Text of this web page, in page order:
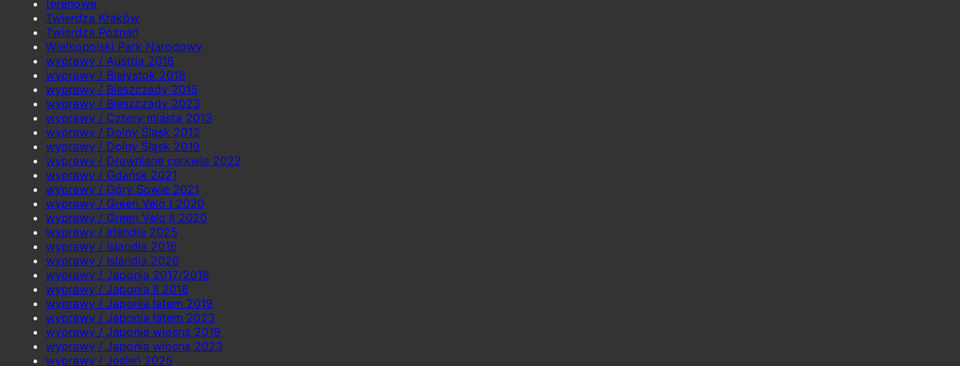
terenowe
Twierdza Kraków
Twierdza Poznań
Wielkopolski Park Narodowy
wyprawy / Austria 2016
wyprawy / Białystok 2018
wyprawy / Bieszczady 2015
wyprawy / Bieszczady 2023
wyprawy / Cztery miasta 2013
wyprawy / Dolny Śląsk 2012
wyprawy / Dolny Śląsk 2019
wyprawy / Drewniane cerkwie 2022
wyprawy / Gdańsk 2021
wyprawy / Góry Sowie 2021
wyprawy / Green Velo I 2020
wyprawy / Green Velo II 2020
wyprawy / Irlandia 2025
wyprawy / Islandia 2016
wyprawy / Islandia 2026
wyprawy / Japonia 2017/2018
wyprawy / Japonia II 2018
wyprawy / Japonia latem 2019
wyprawy / Japonia latem 2023
wyprawy / Japonia wiosną 2019
wyprawy / Japonia wiosną 2023
wyprawy / Jesień 2025